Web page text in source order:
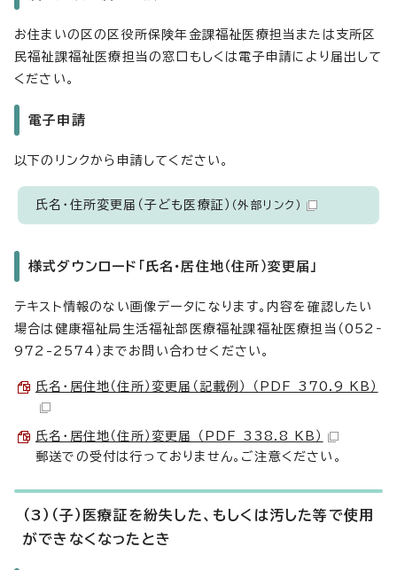
お住まいの区の区役所保険年金課福祉医療担当または支所区
民福祉課福祉医療担当の窓口もしくは電子申請により届出して
ください。
電子申請
以下のリンクから申請してください。
氏名・住所変更届（子ども医療証） （外部リンク）
様式ダウンロード「氏名・居住地（住所）変更届」
テキスト情報のない画像データになります。内容を確認したい
場合は健康福祉局生活福祉部医療福祉課福祉医療担当（052‐
972-2574）までお問い合わせください。
氏名・居住地（住所）変更届（記載例） （PDF 370.9 KB）
氏名・居住地（住所）変更届 （PDF 338.8 KB）
郵送での受付は行っておりません。ご注意ください。
（3）（子）医療証を紛失した、もしくは汚した等で使用
ができなくなったとき